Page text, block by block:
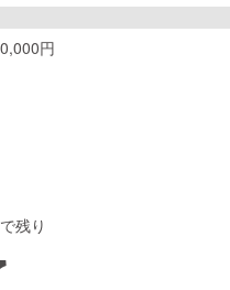
円
残り